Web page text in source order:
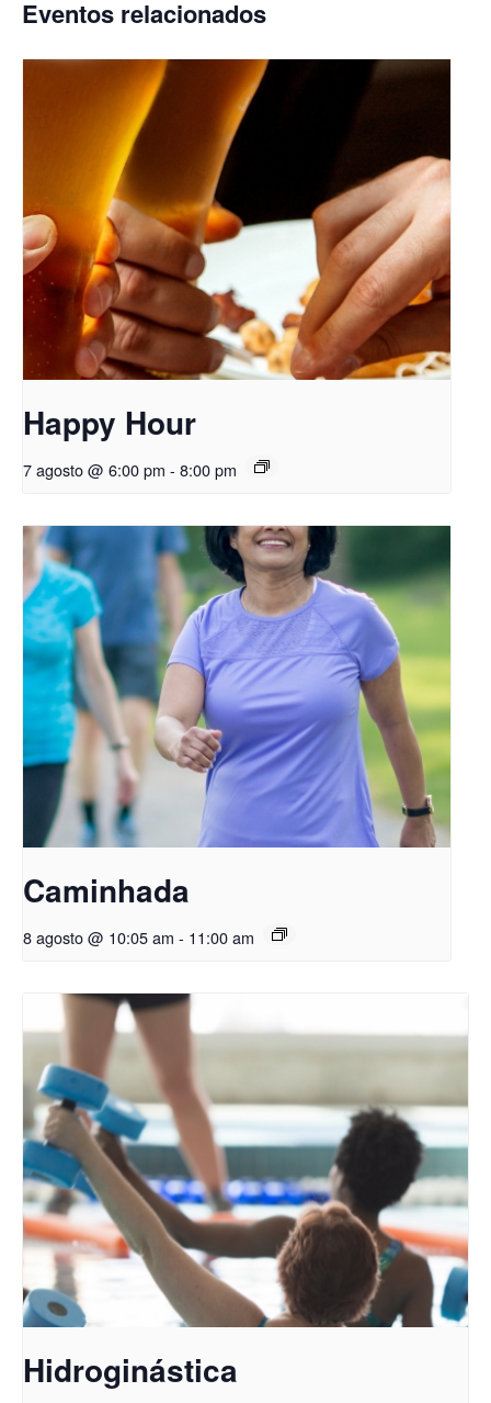
Eventos relacionados
Happy Hour
7 agosto @ 6:00 pm - 8:00 pm
Caminhada
8 agosto @ 10:05 am - 11:00 am
Hidroginástica